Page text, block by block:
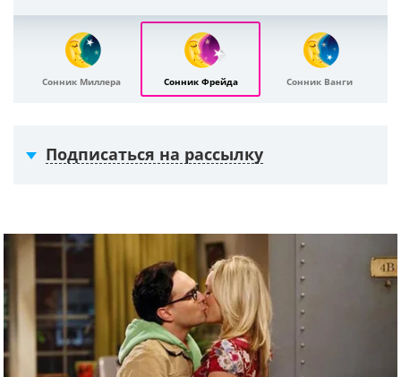
Сонник Миллера Сонник Фрейда Сонник Ванги
Подписаться на рассылку